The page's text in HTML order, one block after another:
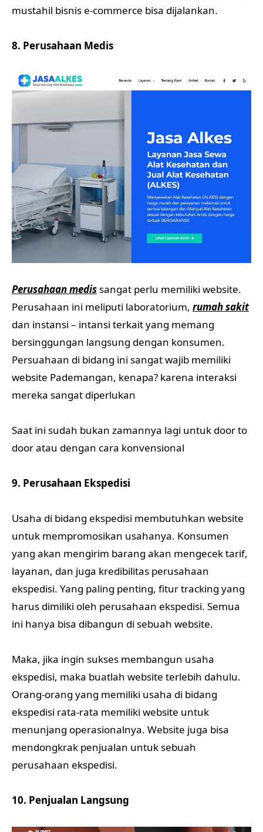
mustahil bisnis e-commerce bisa dijalankan.
8. Perusahaan Medis
Perusahaan medissangat perlu memiliki website.
Perusahaan ini meliputi laboratorium, rumah sakit
dan instansi – intansi terkait yang memang
bersinggungan langsung dengan konsumen.
Persuahaan di bidang ini sangat wajib memiliki
website Pademangan, kenapa? karena interaksi
mereka sangat diperlukan
Saat ini sudah bukan zamannya lagi untuk door to
door atau dengan cara konvensional
9. Perusahaan Ekspedisi
Usaha di bidang ekspedisi membutuhkan website
untuk mempromosikan usahanya. Konsumen
yang akan mengirim barang akan mengecek tarif,
layanan, dan juga kredibilitas perusahaan
ekspedisi. Yang paling penting, fitur tracking yang
harus dimiliki oleh perusahaan ekspedisi. Semua
ini hanya bisa dibangun di sebuah website.
Maka, jika ingin sukses membangun usaha
ekspedisi, maka buatlah website terlebih dahulu.
Orang-orang yang memiliki usaha di bidang
ekspedisi rata-rata memiliki website untuk
menunjang operasionalnya. Website juga bisa
mendongkrak penjualan untuk sebuah
perusahaan ekspedisi.
10. Penjualan Langsung